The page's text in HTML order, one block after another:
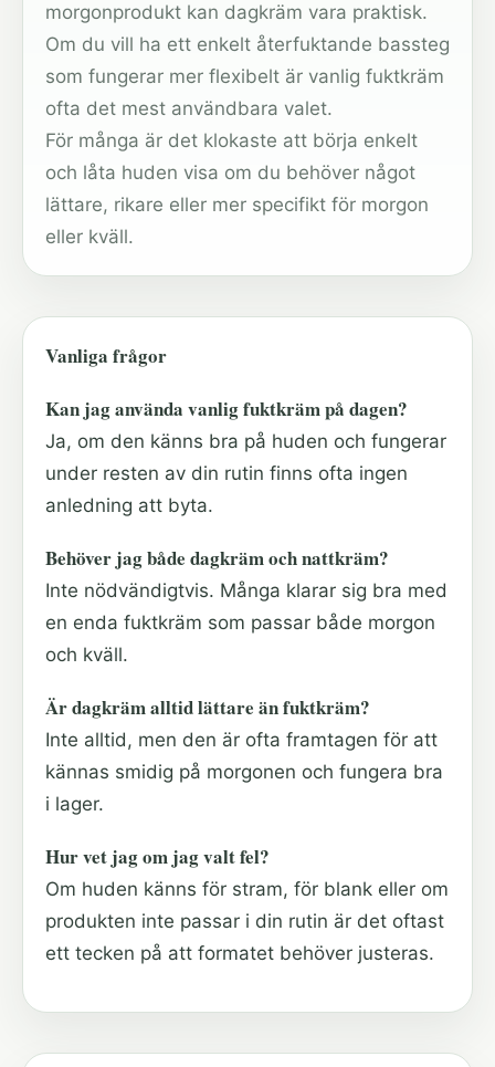
morgonprodukt kan dagkräm vara praktisk.
Om du vill ha ett enkelt återfuktande bassteg
som fungerar mer flexibelt är vanlig fuktkräm
ofta det mest användbara valet.
För många är det klokaste att börja enkelt
och låta huden visa om du behöver något
lättare, rikare eller mer specifikt för morgon
eller kväll.
Vanliga frågor
Kan jag använda vanlig fuktkräm på dagen?
Ja, om den känns bra på huden och fungerar
under resten av din rutin finns ofta ingen
anledning att byta.
Behöver jag både dagkräm och nattkräm?
Inte nödvändigtvis. Många klarar sig bra med
en enda fuktkräm som passar både morgon
och kväll.
Är dagkräm alltid lättare än fuktkräm?
Inte alltid, men den är ofta framtagen för att
kännas smidig på morgonen och fungera bra
i lager.
Hur vet jag om jag valt fel?
Om huden känns för stram, för blank eller om
produkten inte passar i din rutin är det oftast
ett tecken på att formatet behöver justeras.